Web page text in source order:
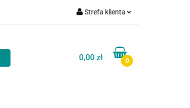
Strefa klienta
Zarejestruj się
Dodaj zgłoszenie
0,00 zł 0